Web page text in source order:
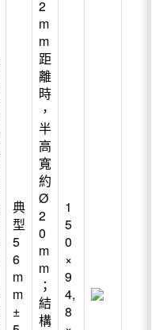
典
型
5
6
m
m
±
2
m
m
距
離
時
，
半
高
寬
約
Ø
2
0
m
m
；
結
構
1
5
0
×
9
4,
8